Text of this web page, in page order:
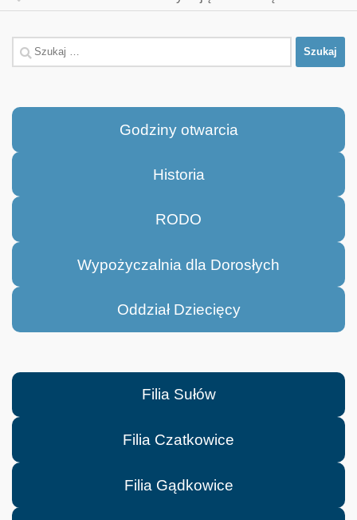
Szukaj:
Godziny otwarcia
Historia
RODO
Wypożyczalnia dla Dorosłych
Oddział Dziecięcy
Filia Sułów
Filia Czatkowice
Filia Gądkowice